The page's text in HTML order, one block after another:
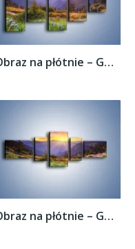
Obraz na płótnie – Góry o zachodzie słońca...
Obraz na płótnie – Góry o zachodzie słońca...